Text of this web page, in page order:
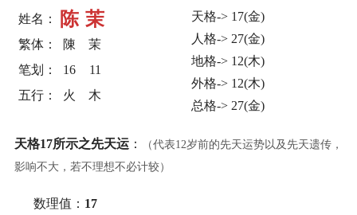
姓名： 陈 茉
繁体： 陳
茉
笔划：
16
11
五行：
火 木
天格-> 17(金)
人格-> 27(金)
地格-> 12(木)
外格-> 12(木)
总格-> 27(金)
天格17所示之先天运 ：
（代表12岁前的先天运势以及先天遗传，
影响不大，若不理想不必计较）
数理值： 17